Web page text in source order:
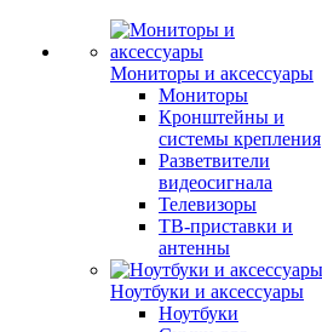
Мониторы и аксессуары
Мониторы
Кронштейны и
системы крепления
Разветвители
видеосигнала
Телевизоры
ТВ-приставки и
антенны
Ноутбуки и аксессуары
Ноутбуки